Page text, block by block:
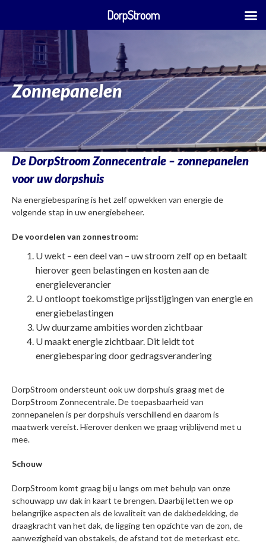
Skip
to
content
Zonnepanelen
De DorpStroom Zonnecentrale – zonnepanelen
voor uw dorpshuis
Na energiebesparing is het zelf opwekken van energie de
volgende stap in uw energiebeheer.
De voordelen van zonnestroom:
U wekt – een deel van – uw stroom zelf op en betaalt
hierover geen belastingen en kosten aan de
energieleverancier
U ontloopt toekomstige prijsstijgingen van energie en
energiebelastingen
Uw duurzame ambities worden zichtbaar
U maakt energie zichtbaar. Dit leidt tot
energiebesparing door gedragsverandering
DorpStroom ondersteunt ook uw dorpshuis graag met de
DorpStroom Zonnecentrale. De toepasbaarheid van
zonnepanelen is per dorpshuis verschillend en daarom is
maatwerk vereist. Hierover denken we graag vrijblijvend met u
mee.
Schouw
DorpStroom komt graag bij u langs om met behulp van onze
schouwapp uw dak in kaart te brengen. Daarbij letten we op
belangrijke aspecten als de kwaliteit van de dakbedekking, de
draagkracht van het dak, de ligging ten opzichte van de zon, de
aanwezigheid van obstakels, de afstand tot de meterkast etc.
DorpStroom